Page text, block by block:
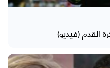
القدم (فيديو)